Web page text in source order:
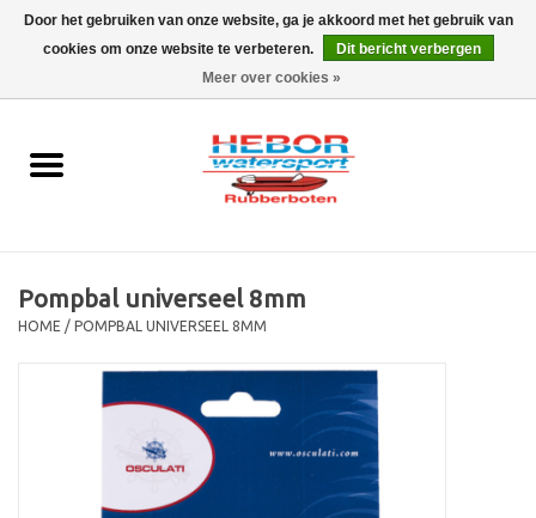
0 Artikelen - €0,00
Outboard
Trailer
Pompbal universeel 8mm
HOME / POMPBAL UNIVERSEEL 8MM
Door het gebruiken van onze website, ga je akkoord met het gebruik van
cookies om onze website te verbeteren.
Dit bericht verbergen
Meer over cookies »